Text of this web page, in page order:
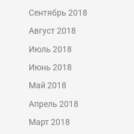
Сентябрь 2018
Август 2018
Июль 2018
Июнь 2018
Май 2018
Апрель 2018
Март 2018